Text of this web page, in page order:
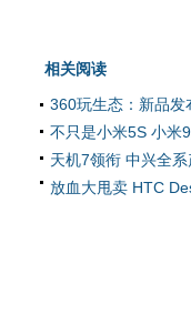
相关阅读
360玩生态：新品发
不只是小米5S 小米
天机7领衔 中兴全
放血大甩卖 HTC